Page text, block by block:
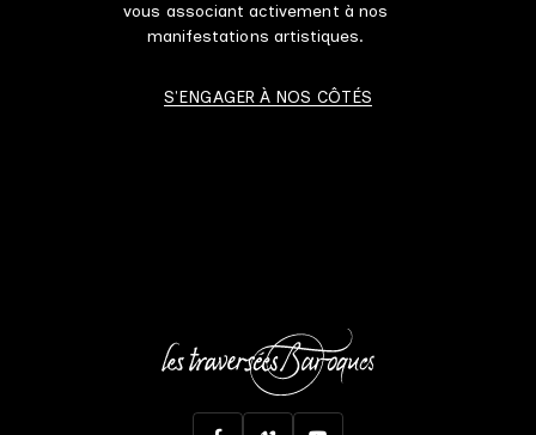
vous associant activement à nos
manifestations artistiques.
S'ENGAGER À NOS CÔTÉS